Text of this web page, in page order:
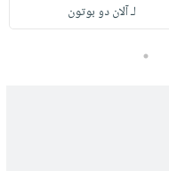
لـ آلان دو بوتون
5